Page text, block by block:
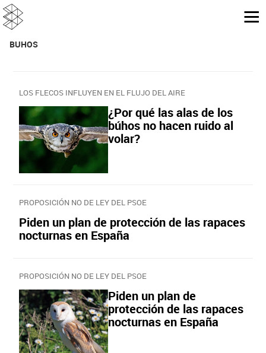
BUHOS
LOS FLECOS INFLUYEN EN EL FLUJO DEL AIRE
¿Por qué las alas de los
búhos no hacen ruido al
volar?
PROPOSICIÓN NO DE LEY DEL PSOE
Piden un plan de protección de las rapaces
nocturnas en España
PROPOSICIÓN NO DE LEY DEL PSOE
Piden un plan de
protección de las rapaces
nocturnas en España